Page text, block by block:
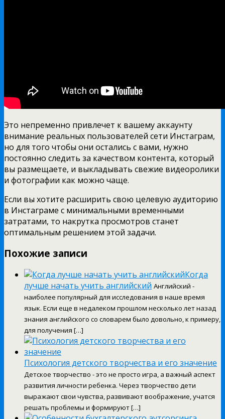
Это непременно привлечет к вашему аккаунту
внимание реальных пользователей сети Инстаграм,
но для того чтобы они остались с вами, нужно
постоянно следить за качеством контента, который
вы размещаете, и выкладывать свежие видеоролики
и фотографии как можно чаще.
Если вы хотите расширить свою целевую аудиторию
в Инстаграме с минимальными временными
затратами, то накрутка просмотров станет
оптимальным решением этой задачи.
Похожие записи
Когда
лучше начать учить английский Английский -
наиболее популярный для исследования в наше время
язык. Если еще в недалеком прошлом несколько лет назад
знания английского со словарем было довольно, к примеру,
для получения […]
Психология детского творчества и его значение
Детское творчество - это не просто игра, а важный аспект
развития личности ребенка. Через творчество дети
выражают свои чувства, развивают воображение, учатся
решать проблемы и формируют […]